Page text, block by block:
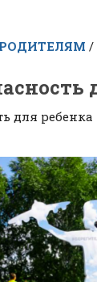
/
для ребенка